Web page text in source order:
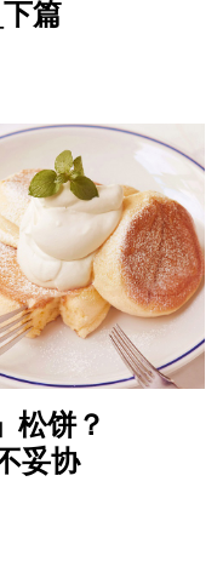
篇
松饼？
妥协